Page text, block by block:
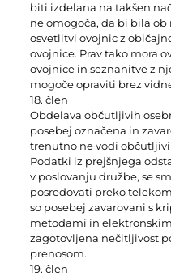
biti izdelana na takšen
ne omogoča, da bi bila
osvetlitvi ovojnic z
ovojnice. Prav tako mora
ovojnice in seznanitve z
mogoče opraviti brez
18. člen
Obdelava občutljivih
posebej označena in
trenutno ne vodi
Podatki iz prejšnjega
v poslovanju družbe, se
posredovati preko
so posebej zavarovani s
metodami in
zagotovljena nečitljivost
prenosom.
19. člen